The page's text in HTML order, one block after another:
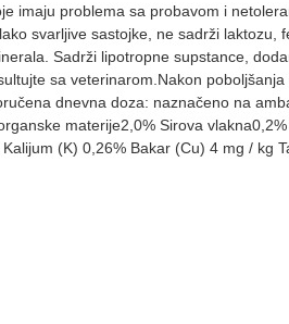
imaju problema sa probavom i
svarljive sastojke, ne sadrži laktozu,
Sadrži lipotropne supstance,
sa veterinarom.Nakon
dnevna doza: naznačeno na
materije2,0% Sirova
(K) 0,26% Bakar (Cu) 4 mg / kg